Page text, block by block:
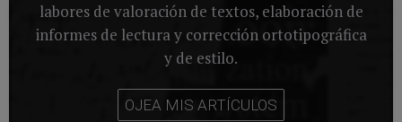
labores de valoración de textos, elaboración de
informes de lectura y corrección ortotipográfica
y de estilo.
OJEA MIS ARTÍCULOS